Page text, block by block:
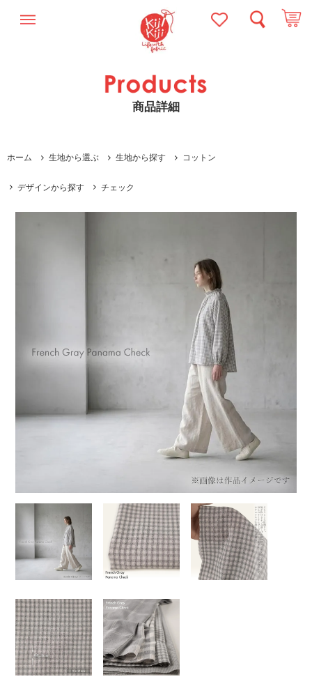
商品詳細
ホーム 生地から選ぶ 生地から探す コットン
デザインから探す チェック